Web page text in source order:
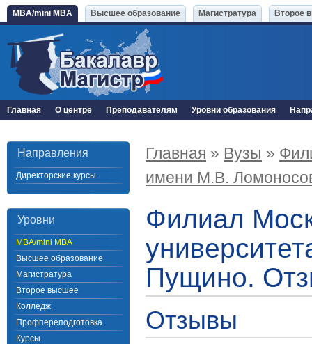
MBA/mini MBA Высшее образование Магистратура Второе
Главная О центре Преподавателям Уровни образования
Направления
Директорские курсы
Уровни
MBA/mini MBA
Высшее образование
Магистратура
Второе высшее
Колледж
Профпереподготовка
Курсы
Главная » Вузы »
имени М.В.
Филиал
Пущино.
Отзывы